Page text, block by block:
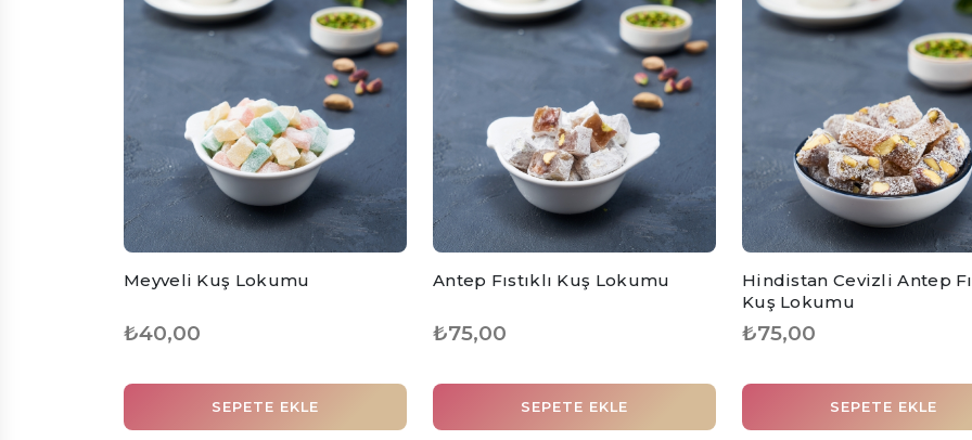
Meyveli Kuş Lokumu
₺40,00
SEPETE EKLE
Antep Fıstıklı Kuş Lokumu
₺75,00
SEPETE EKLE
Hindistan Cevizli Antep
Kuş Lokumu
₺75,00
SEPETE EKLE